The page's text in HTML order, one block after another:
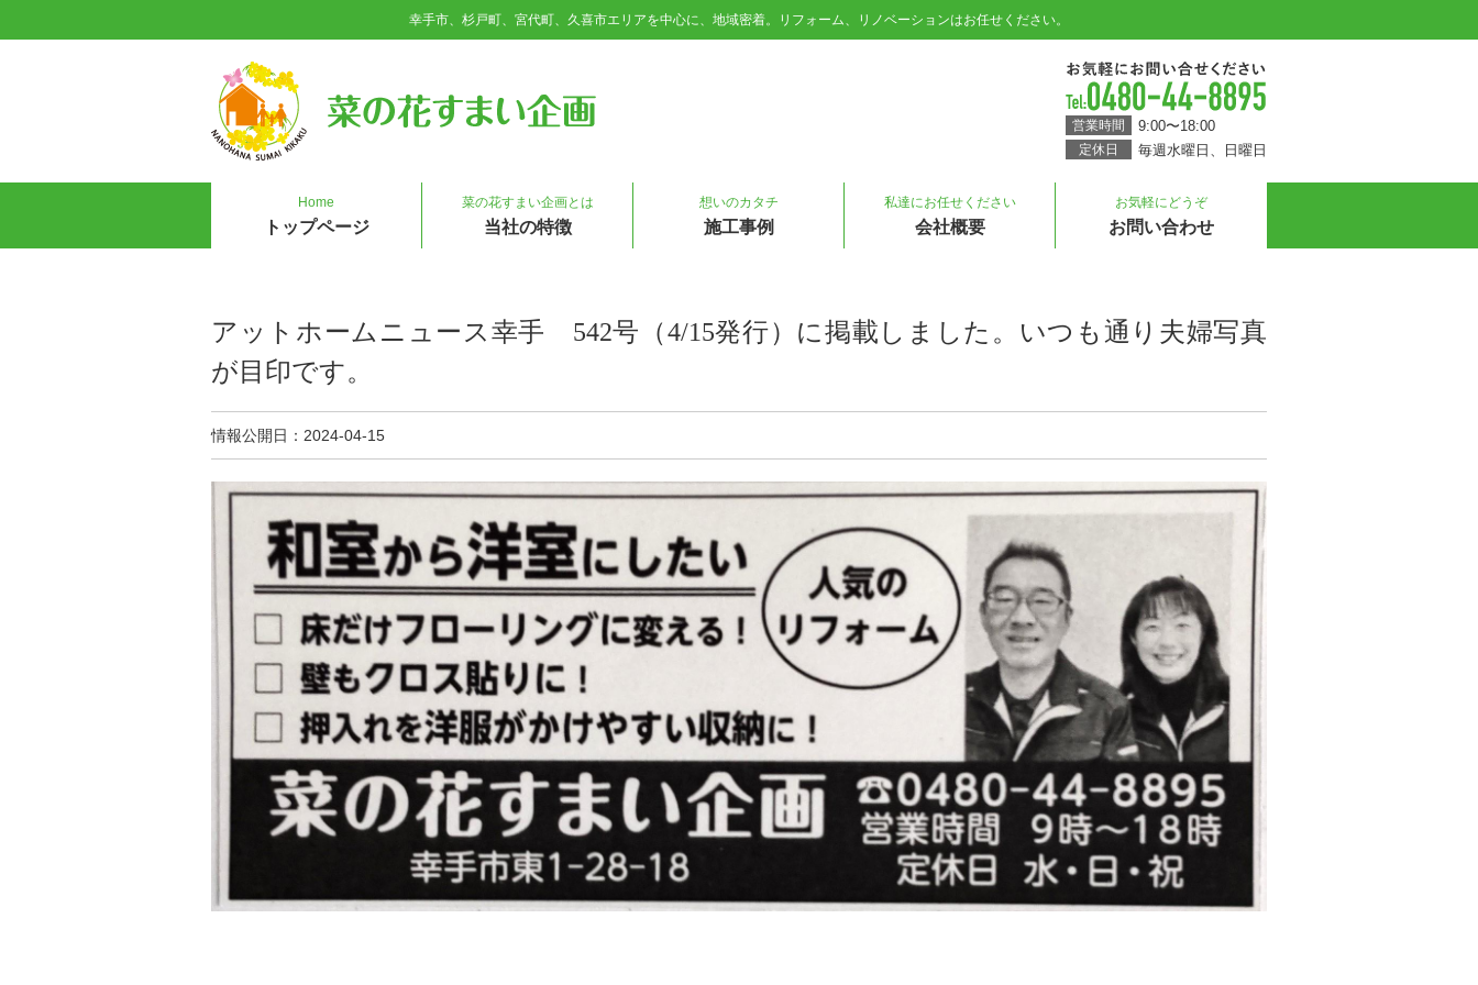
幸手市、杉戸町、宮代町、久喜市エリアを中心に、地域密着。リフォーム、リノベーションはお任せください。
0480-44-8895
営業時間 9:00〜18:00
定休日 毎週水曜日 日曜日
Home
トップページ
菜の花すまい企画とは
当社の特徴
想いのカタチ
施工事例
私達にお任せください
会社概要
お気軽にどうぞ
お問い合わせ
アットホームニュース幸手 542号（4/15発行）に掲載しました。いつも通り夫婦写真
が目印です。
情報公開日 2024-04-15